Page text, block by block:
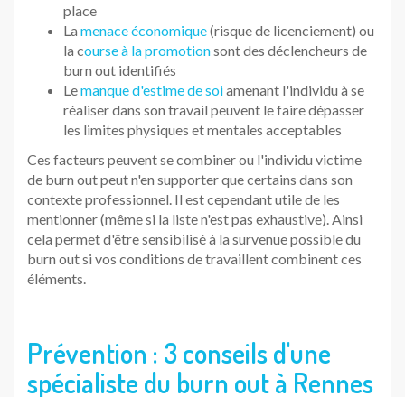
place
La menace économique(risque de licenciement) ou
la course à la promotionsont des déclencheurs de
burn out identifiés
Lemanque d'estime de soiamenant l'individu à se
réaliser dans son travail peuvent le faire dépasser
les limites physiques et mentales acceptables
Ces facteurs peuvent se combiner ou l'individu victime
de burn out peut n'en supporter que certains dans son
contexte professionnel. Il est cependant utile de les
mentionner (même si la liste n'est pas exhaustive). Ainsi
cela permet d'être sensibilisé à la survenue possible du
burn out si vos conditions de travaillent combinent ces
éléments.
Prévention : 3 conseils d'une
spécialiste du burn out à Rennes